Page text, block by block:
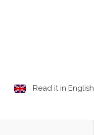
Read it in English